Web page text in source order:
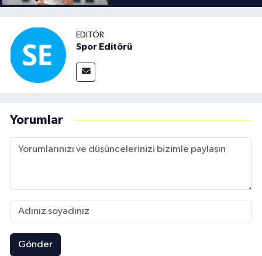
EDITÖR
Spor Editörü
Yorumlar
Gönder